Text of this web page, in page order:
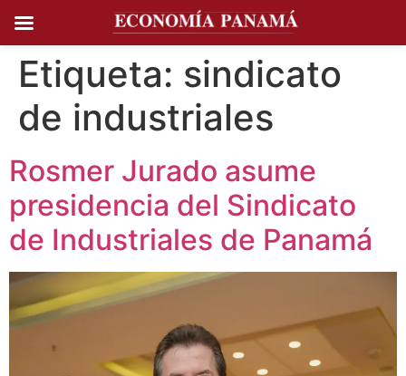
Ir al
contenido
Etiqueta: sindicato
de industriales
Rosmer Jurado asume
presidencia del Sindicato
de Industriales de Panamá